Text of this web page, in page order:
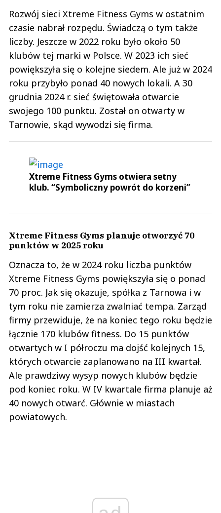
Rozwój sieci Xtreme Fitness Gyms w ostatnim
czasie nabrał rozpędu. Świadczą o tym także
liczby. Jeszcze w 2022 roku było około 50
klubów tej marki w Polsce. W 2023 ich sieć
powiększyła się o kolejne siedem. Ale już w 2024
roku przybyło ponad 40 nowych lokali. A 30
grudnia 2024 r. sieć świętowała otwarcie
swojego 100 punktu. Został on otwarty w
Tarnowie, skąd wywodzi się firma.
Xtreme Fitness Gyms otwiera setny
klub. “Symboliczny powrót do korzeni”
Xtreme Fitness Gyms planuje otworzyć 70
punktów w 2025 roku
Oznacza to, że w 2024 roku liczba punktów
Xtreme Fitness Gyms powiększyła się o ponad
70 proc. Jak się okazuje, spółka z Tarnowa i w
tym roku nie zamierza zwalniać tempa. Zarząd
firmy przewiduje, że na koniec tego roku będzie
łącznie 170 klubów fitness. Do 15 punktów
otwartych w I półroczu ma dojść kolejnych 15,
których otwarcie zaplanowano na III kwartał.
Ale prawdziwy wysyp nowych klubów będzie
pod koniec roku. W IV kwartale firma planuje aż
40 nowych otwarć. Głównie w miastach
powiatowych.